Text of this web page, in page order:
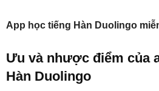
App học tiếng Hàn Duolingo
Ưu và nhược điểm của
Hàn Duolingo